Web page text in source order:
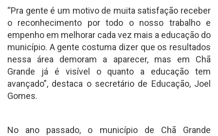
“Pra gente é um motivo de muita satisfação receber
o reconhecimento por todo o nosso trabalho e
empenho em melhorar cada vez mais a educação do
município. A gente costuma dizer que os resultados
nessa área demoram a aparecer, mas em Chã
Grande já é visível o quanto a educação tem
avançado”, destaca o secretário de Educação, Joel
Gomes.
No ano passado, o município de Chã Grande